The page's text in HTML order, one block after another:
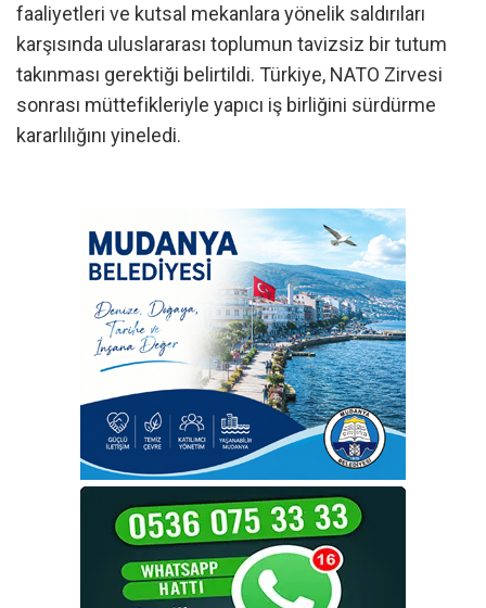
faaliyetleri ve kutsal mekanlara yönelik saldırıları
karşısında uluslararası toplumun tavizsiz bir tutum
takınması gerektiği belirtildi. Türkiye, NATO Zirvesi
sonrası müttefikleriyle yapıcı iş birliğini sürdürme
kararlılığını yineledi.